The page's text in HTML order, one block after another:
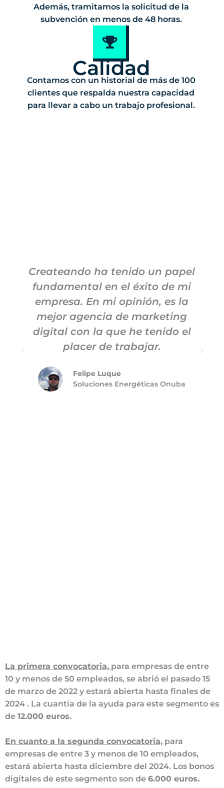
Además, tramitamos la solicitud de la
subvención en menos de 48 horas.
Calidad
Contamos con un historial de más de 100
clientes que respalda nuestra capacidad
para llevar a cabo un trabajo profesional.
Createando ha tenido un papel
fundamental en el éxito de mi
empresa. En mi opinión, es la
mejor agencia de marketing
digital con la que he tenido el
placer de trabajar.
Felipe Luque
Soluciones Energéticas Onuba
La primera convocatoria, para empresas de entre
10 y menos de 50 empleados, se abrió el pasado 15
de marzo de 2022 y estará abierta hasta finales de
2024 . La cuantía de la ayuda para este segmento es
de 12.000 euros.
En cuanto a la segunda convocatoria, para
empresas de entre 3 y menos de 10 empleados,
estará abierta hasta diciembre del 2024. Los bonos
digitales de este segmento son de 6.000 euros.